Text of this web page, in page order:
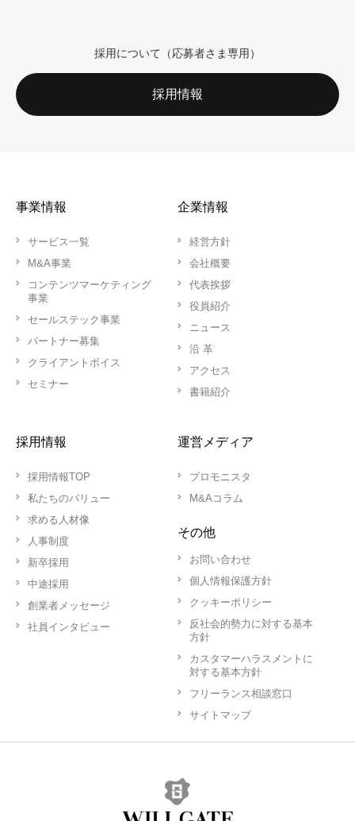
採用について（応募者さま専用）
採用情報
事業情報
サービス一覧
M&A事業
コンテンツマーケティング
事業
セールステック事業
パートナー募集
クライアントボイス
セミナー
企業情報
経営方針
会社概要
代表挨拶
役員紹介
ニュース
沿 革
アクセス
書籍紹介
採用情報
採用情報TOP
私たちのバリュー
求める人材像
人事制度
新卒採用
中途採用
創業者メッセージ
社員インタビュー
運営メディア
プロモニスタ
M&Aコラム
その他
お問い合わせ
個人情報保護方針
クッキーポリシー
反社会的勢力に対する基本
方針
カスタマーハラスメントに
対する基本方針
フリーランス相談窓口
サイトマップ